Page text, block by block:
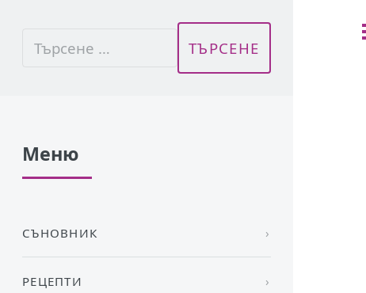
Меню
СЪНОВНИК
РЕЦЕПТИ